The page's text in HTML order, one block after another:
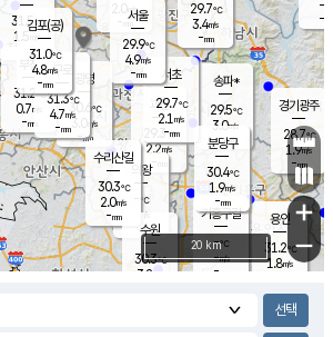
과천
29.3℃
2.2m/s
- mm
용인
31.2℃
1.8m/s
경기광주
28.7℃
1.9m/s
-mm
-m/
-
의왕
- ℃
m/s
mm
31.5℃
1.5 m/s
mm
광명
30.6 ℃
3.0 m/s
-mm
부천
31.2℃
0.7m/s
-mm
구로
31.3℃
4.7m/s
-mm
2.0 m/s
- mm
29.7℃
3.4m/s
-mm
송파*
29.5℃
3.0m/s
-mm
서초
29.7℃
2.1 m/s
-mm
기흥구갈
-℃
-m/s
-
수리산길
30.3℃
2.0m/s
-mm
분당구
30.4℃
1.9m/s
-mm
김포(공)
31.0℃
4.8m/s
-mm
수원
30.3℃
3.2 m/s
서울
29.9℃
4.9m/s
-mm
+
−
20 km